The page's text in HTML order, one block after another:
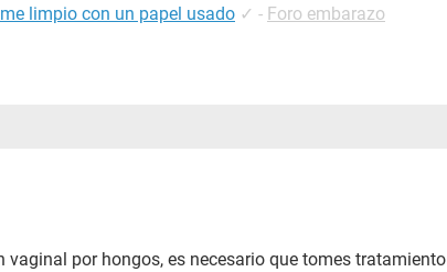
limpio con un papel usado ✓ - Foro embarazo
vaginal por hongos, es necesario que tomes tratamiento